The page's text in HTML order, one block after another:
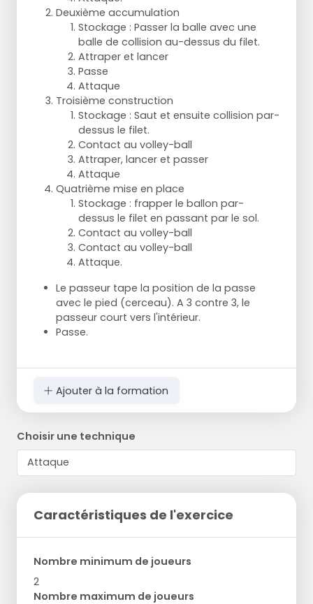
Deuxième accumulation
Stockage : Passer la balle avec une
balle de collision au-dessus du filet.
Attraper et lancer
Passe
Attaque
Troisième construction
Stockage : Saut et ensuite collision par-
dessus le filet.
Contact au volley-ball
Attraper, lancer et passer
Attaque
Quatrième mise en place
Stockage : frapper le ballon par-
dessus le filet en passant par le sol.
Contact au volley-ball
Contact au volley-ball
Attaque.
Le passeur tape la position de la passe
avec le pied (cerceau). A 3 contre 3, le
passeur court vers l'intérieur.
Passe.
Ajouter à la formation
Choisir une technique
Caractéristiques de l'exercice
Nombre minimum de joueurs
2
Nombre maximum de joueurs